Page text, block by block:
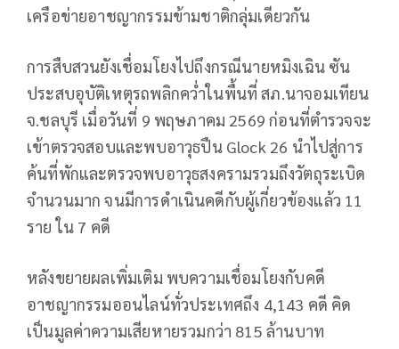
เครือข่ายอาชญากรรมข้ามชาติกลุ่มเดียวกัน
การสืบสวนยังเชื่อมโยงไปถึงกรณีนายหมิงเฉิน ซัน
ประสบอุบัติเหตุรถพลิกคว่ำในพื้นที่ สภ.นาจอมเทียน
จ.ชลบุรี เมื่อวันที่ 9 พฤษภาคม 2569 ก่อนที่ตำรวจจะ
เข้าตรวจสอบและพบอาวุธปืน Glock 26 นำไปสู่การ
ค้นที่พักและตรวจพบอาวุธสงครามรวมถึงวัตถุระเบิด
จำนวนมาก จนมีการดำเนินคดีกับผู้เกี่ยวข้องแล้ว 11
ราย ใน 7 คดี
หลังขยายผลเพิ่มเติม พบความเชื่อมโยงกับคดี
อาชญากรรมออนไลน์ทั่วประเทศถึง 4,143 คดี คิด
เป็นมูลค่าความเสียหายรวมกว่า 815 ล้านบาท